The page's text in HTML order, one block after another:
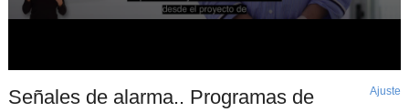
Señales de alarma.. Programas de
Ajuste